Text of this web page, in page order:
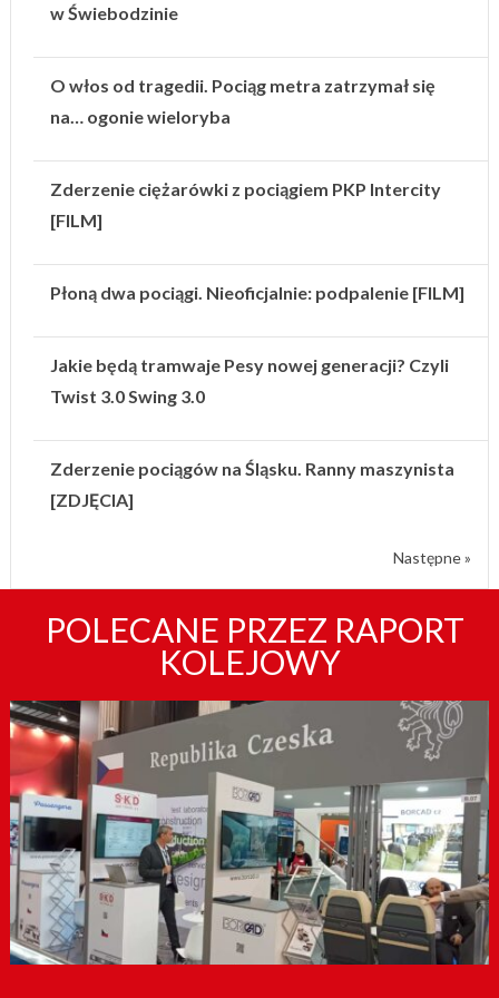
w Świebodzinie
O włos od tragedii. Pociąg metra zatrzymał się
na… ogonie wieloryba
Zderzenie ciężarówki z pociągiem PKP Intercity
[FILM]
Płoną dwa pociągi. Nieoficjalnie: podpalenie [FILM]
Jakie będą tramwaje Pesy nowej generacji? Czyli
Twist 3.0 Swing 3.0
Zderzenie pociągów na Śląsku. Ranny maszynista
[ZDJĘCIA]
Następne »
POLECANE PRZEZ RAPORT
KOLEJOWY